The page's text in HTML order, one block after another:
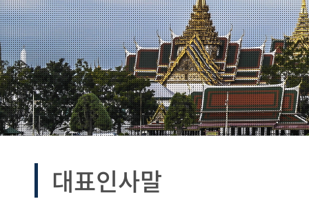
대표인사말